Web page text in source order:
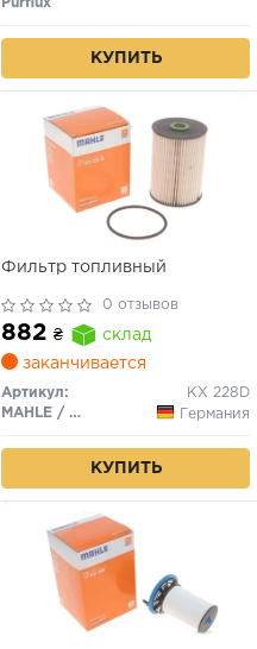
КУПИТЬ
Фильтр топливный
0 отзывов
882 ₴
склад
заканчивается
Артикул:
KX 228D
MAHLE / KNECHT
Германия
КУПИТЬ